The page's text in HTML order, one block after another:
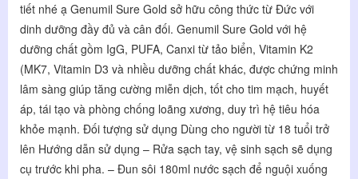
Miễn
Dịch,
Tốt
Cho
Tim
Mạch,
Huyết
số
lượng
tiết nhé ạ Genumil Sure Gold sở hữu công thức từ Đức với
dinh dưỡng đầy đủ và cân đối. Genumil Sure Gold với hệ
dưỡng chất gồm IgG, PUFA, Canxi từ tảo biển, Vitamin K2
(MK7, Vitamin D3 và nhiều dưỡng chất khác, được chứng minh
lâm sàng giúp tăng cường miễn dịch, tốt cho tim mạch, huyết
áp, tái tạo và phòng chống loãng xương, duy trì hệ tiêu hóa
khỏe mạnh. Đối tượng sử dụng Dùng cho người từ 18 tuổi trở
lên Hướng dẫn sử dụng – Rửa sạch tay, vệ sinh sạch sẽ dụng
cụ trước khi pha. – Đun sôi 180ml nước sạch để nguội xuống